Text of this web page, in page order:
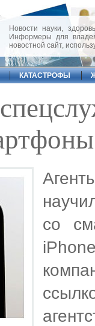
Новости науки,
Информеры для
новостной сайт,
КАТАСТРОФЫ
со